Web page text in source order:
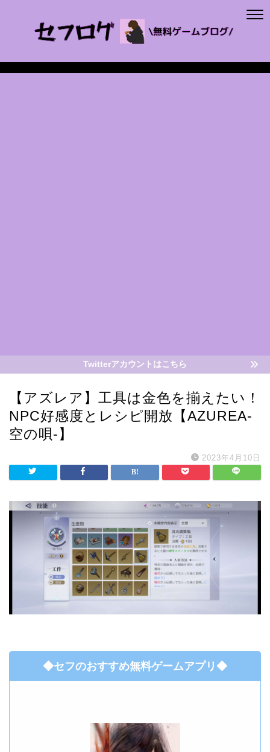
Twitterアカウントはこちら
【アズレア】工具は金色を揃えたい！
NPC好感度とレシピ開放【AZUREA-
空の唄-】
2023年4月10日
◆セフのおすすめ無料ゲームアプリ◆